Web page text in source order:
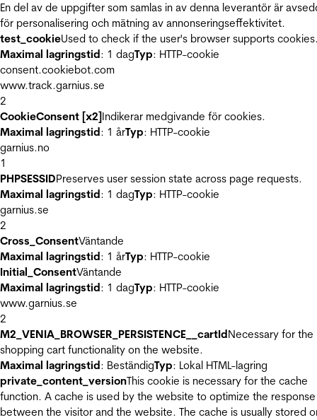
En del av de uppgifter som samlas in av denna leverantör är
för personalisering och mätning av annonseringseffektivitet.
test_cookieUsed to check if the user's browser supports
Maximal lagringstid: 1 dagTyp: HTTP-cookie
consent.cookiebot.com
www.track.garnius.se
2
CookieConsent [x2]Indikerar medgivande för cookies.
Maximal lagringstid: 1 årTyp: HTTP-cookie
garnius.no
1
PHPSESSIDPreserves user session state across page requests.
Maximal lagringstid: 1 dagTyp: HTTP-cookie
garnius.se
2
Cross_ConsentVäntande
Maximal lagringstid: 1 årTyp: HTTP-cookie
Initial_ConsentVäntande
Maximal lagringstid: 1 dagTyp: HTTP-cookie
www.garnius.se
2
M2_VENIA_BROWSER_PERSISTENCE__cartIdNecessary for the
shopping cart functionality on the website.
Maximal lagringstid: BeständigTyp: Lokal HTML-lagring
private_content_versionThis cookie is necessary for the cache
function. A cache is used by the website to optimize the
between the visitor and the website. The cache is usually stored